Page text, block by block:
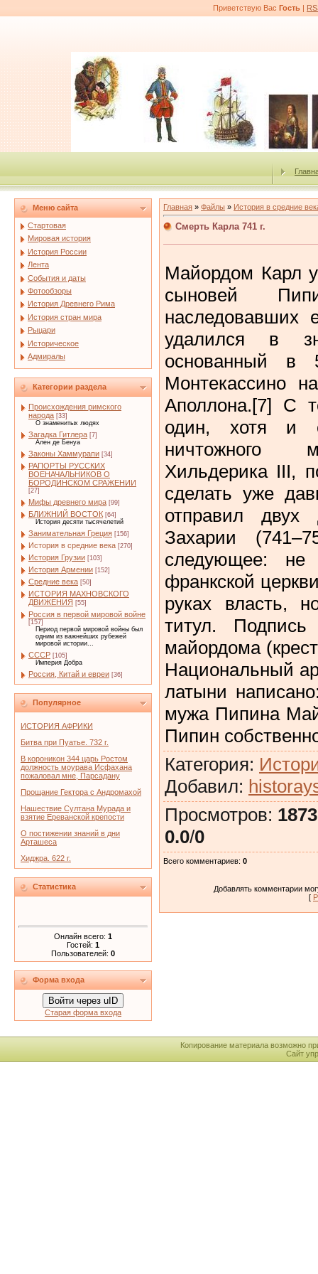
Приветствую Вас Гость |
Меню сайта
Стартовая
Мировая история
История России
Лента
События и даты
Фотообзоры
История Древнего Рима
История стран мира
Рыцари
Историческое
Адмиралы
Категории раздела
Происхождения римского
народа [33]
О знаменитых людях
Загадка Гитлера [7]
Ален де Бенуа
Законы Хаммурапи [34]
РАПОРТЫ РУССКИХ
ВОЕНАЧАЛЬНИКОВ О
БОРОДИНСКОМ СРАЖЕНИИ
[27]
Мифы древнего мира [99]
БЛИЖНИЙ ВОСТОК [64]
История десяти тысячелетий
Занимательная Греция [156]
История в средние века [270]
История Грузии [103]
История Армении [152]
Средние века [50]
ИСТОРИЯ МАХНОВСКОГО
ДВИЖЕНИЯ [55]
Россия в первой мировой войне
[157]
Период первой мировой войны был
одним из важнейших рубежей
мировой истории...
СССР [105]
Империя Добра
Россия, Китай и евреи [36]
Популярное
ИСТОРИЯ АФРИКИ
Битва при Пуатье. 732 г.
В короникон 344 царь Ростом
должность моурава Исфахана
пожаловал мне, Парсадану
Прощание Гектора с Андромахой
Нашествие Султана Мурада и
взятие Ереванской крепости
О постижении знаний в дни
Арташеса
Хиджра. 622 г.
Статистика
Онлайн всего: 1
Гостей: 1
Пользователей: 0
Форма входа
Войти через uID
Старая форма входа
Главная » Файлы » История в средние
Смерть Карла 741 г.
Майордом Карл
сыновей
наследовавших
удалился в
основанный
Монтекассино
Аполлона.[7] С
один, хотя и
ничтожного
Хильдерика III,
сделать уже
отправил
Захарии
следующее:
франкской
руках власть,
титул.
майордома
Национальный
латыни
мужа Пипина
Пипин
Категория:
Добавил:
Просмотров: 1873
0.0/0
Всего комментариев: 0
Добавлять комментарии
[
Копирование материала возможно
Сайт